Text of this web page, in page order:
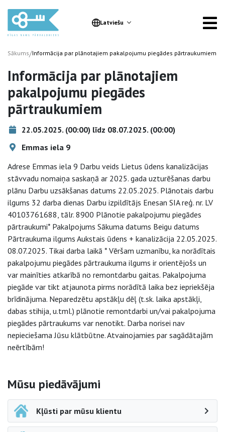
Latviešu
Sākums/Informācija par plānotajiem pakalpojumu piegādes pārtraukumiem
Informācija par plānotajiem
pakalpojumu piegādes
pārtraukumiem
22.05.2025. (00:00) līdz 08.07.2025. (00:00)
Emmas iela 9
Adrese Emmas iela 9 Darbu veids Lietus ūdens kanalizācijas
stāvvadu nomaiņa saskaņā ar 2025. gada uzturēšanas darbu
plānu Darbu uzsākšanas datums 22.05.2025. Plānotais darbu
ilgums 32 darba dienas Darbu izpildītājs Enesan SIA reģ. nr. LV
40103761688, tālr. 8900 Plānotie pakalpojumu piegādes
pārtraukumi* Pakalpojums Sākuma datums Beigu datums
Pārtraukuma ilgums Aukstais ūdens + kanalizācija 22.05.2025.
08.07.2025. Tikai darba laikā * Vēršam uzmanību, ka norādītais
pakalpojumu piegādes pārtraukuma ilgums ir orientējošs un
var mainīties atkarībā no remontdarbu gaitas. Pakalpojuma
piegāde var tikt atjaunota pirms norādītā laika bez iepriekšēja
brīdinājuma. Neparedzētu apstākļu dēļ (t.sk. laika apstākļi,
dabas stihija, u.tml.) plānotie remontdarbi un/vai pakalpojuma
piegādes pārtraukums var nenotikt. Darba norisei nav
nepieciešama Jūsu klātbūtne. Atvainojamies par sagādātajām
neērtībām!
Sāna navigācija
Mūsu piedāvājumi
Kļūsti par mūsu klientu